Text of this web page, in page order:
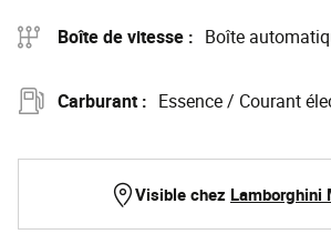
Boîte de vitesse : Boîte
Carburant : Essence / Courant
Visible chez Lamborghini